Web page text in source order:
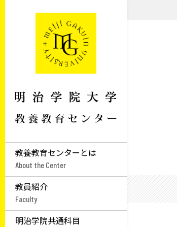
教養教育センターとは
About the Center
教員紹介
Faculty
明治学院共通科目